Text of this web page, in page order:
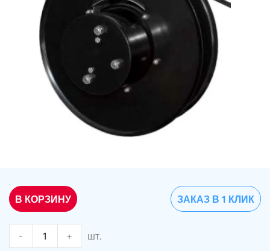
В КОРЗИНУ
- + шт.
ЗАКАЗ В 1 КЛИК